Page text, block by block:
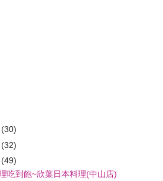
(30)
(32)
(49)
吃到飽~欣葉日本料理(中山店)